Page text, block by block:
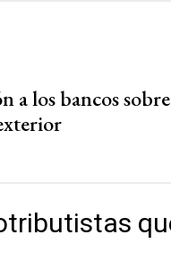
a los bancos sobre